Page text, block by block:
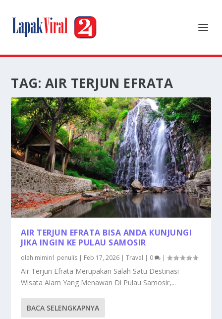
TAG: AIR TERJUN EFRATA
AIR TERJUN EFRATA BISA ANDA KUNJUNGI
JIKA INGIN KE PULAU SAMOSIR
oleh mimin1 penulis | Feb 17, 2026 |Travel | 0 |
Air Terjun Efrata Merupakan Salah Satu Destinasi
Wisata Alam Yang Menawan Di Pulau Samosir,...
BACA SELENGKAPNYA